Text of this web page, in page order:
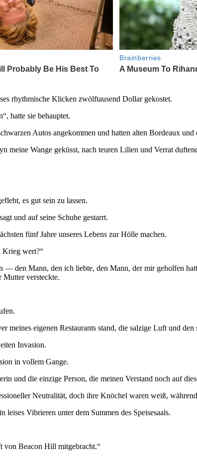
rhythmische Klicken zwölftausend Dollar gekostet.
hatte sie behauptet.
Autos angekommen und hatten alten Bordeaux
meine Wange geküsst, nach teuren Lilien und Verrat
es gut sein zu lassen.
und auf seine Schuhe gestarrt.
fünf Jahre unseres Lebens zur Hölle machen.
Krieg wert?“
— den Mann, den ich liebte, den Mann, der mir geholfen
Mutter versteckte.
meines eigenen Restaurants stand, die salzige Luft und
Invasion.
in vollem Gange.
und die einzige Person, die meinen Verstand noch auf
Neutralität, doch ihre Knöchel waren weiß,
leises Vibrieren unter dem Summen des Speisesaals.
von Beacon Hill mitgebracht.“